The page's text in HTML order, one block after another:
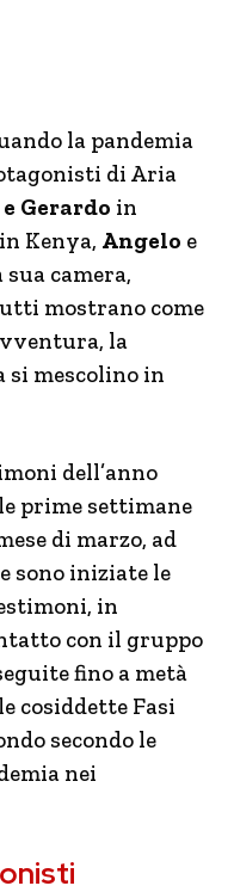
la pandemia
di Aria
Gerardo in
in Kenya, Angelo e
sua camera,
mostrano come
la
si mescolino in
dell’anno
prime settimane
di marzo, ad
sono iniziate le
in
con il gruppo
fino a metà
cosiddette Fasi
secondo le
nei